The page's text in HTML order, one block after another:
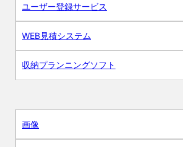
ユーザー登録サービス
WEB見積システム
収納プランニングソフト
画像